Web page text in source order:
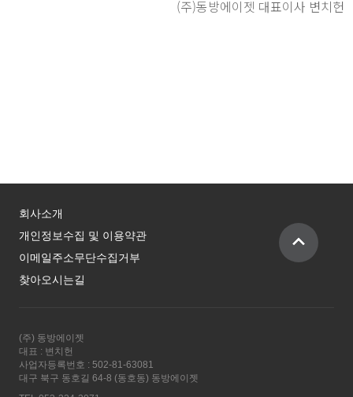
(주)동방에이젯 대표이사 변치헌
회사소개
개인정보수집 및 이용약관
이메일주소무단수집거부
찾아오시는길
(주) 동방에이젯
대표 : 변치헌
사업자등록번호 : 502-81-63081
대구 북구 동호길 64-8 (동호동) 동방에이젯